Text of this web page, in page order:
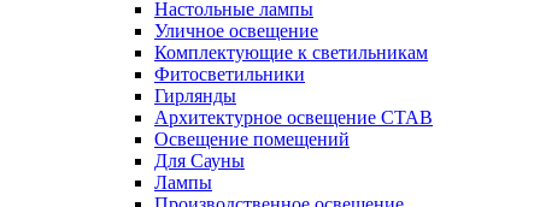
Настольные лампы
Уличное освещение
Комплектующие к светильникам
Фитосветильники
Гирлянды
Архитектурное освещение СТАВ
Освещение помещений
Для Сауны
Лампы